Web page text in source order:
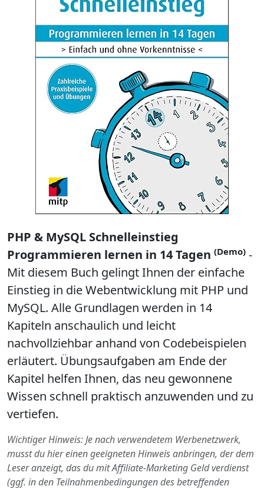
PHP & MySQL Schnelleinstieg
Programmieren lernen in 14 Tagen (Demo) -
Mit diesem Buch gelingt Ihnen der einfache
Einstieg in die Webentwicklung mit PHP und
MySQL. Alle Grundlagen werden in 14
Kapiteln anschaulich und leicht
nachvollziehbar anhand von Codebeispielen
erläutert. Übungsaufgaben am Ende der
Kapitel helfen Ihnen, das neu gewonnene
Wissen schnell praktisch anzuwenden und zu
vertiefen.
Wichtiger Hinweis: Je nach verwendetem Werbenetzwerk,
musst du hier einen geeigneten Hinweis anbringen, der dem
Leser anzeigt, das du mit Affiliate-Marketing Geld verdienst
(ggf. in den Teilnahmenbedingungen des betreffenden